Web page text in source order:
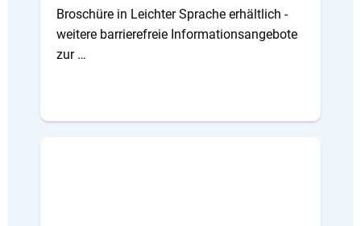
Broschüre in Leichter Sprache erhältlich -
weitere barrierefreie Informationsangebote
zur …